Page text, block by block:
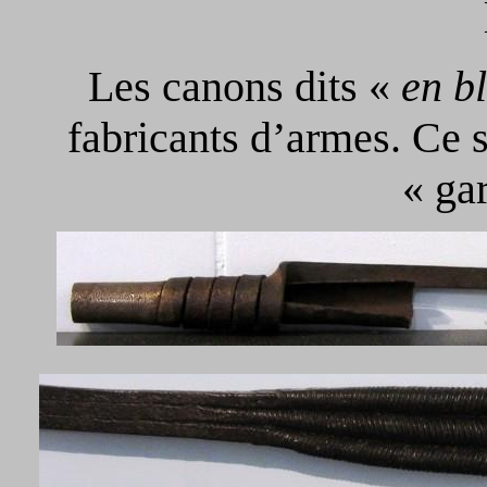
Les canons dits « en
fabricants d’armes. Ce
«